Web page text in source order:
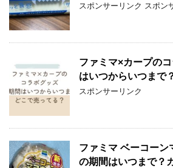
スポンサーリンク スポン
ファミマ×カープの
はいつからいつまで
スポンサーリンク
ファミマ ベーコーン
の期間はいつまで？